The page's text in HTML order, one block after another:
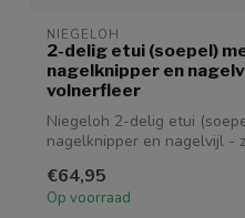
NIEGELOH
2-delig etui (soepel)
nagelknipper en
volnerfleer
Niegeloh 2-delig etui
nagelknipper en nagelvijl -
€64,95
Op voorraad